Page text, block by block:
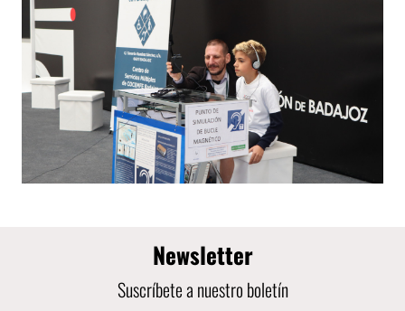
Newsletter
Suscríbete a nuestro boletín